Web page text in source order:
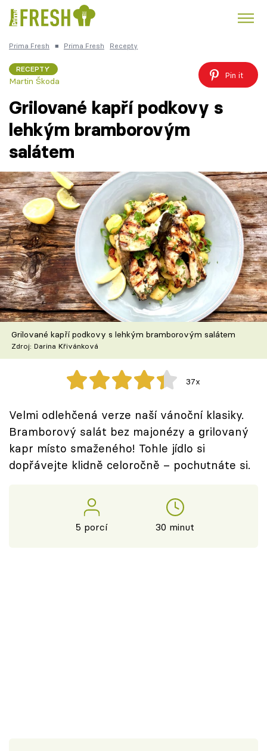
Česká kuchyně
Témata
Recepty
Články
TV Program
Škola vaření
Recepty z TV
Speciál: Cuketa
Těhotnej kuchař
Přihlášení
Prima Fresh ■ Prima Fresh Recepty
RECEPTY
Martin Škoda
Pin it
Grilované kapří podkovy s
lehkým bramborovým
salátem
Grilované kapří podkovy s lehkým bramborovým salátem
Zdroj: Darina Křivánková
37x
Velmi odlehčená verze naší vánoční klasiky.
Bramborový salát bez majonézy a grilovaný
kapr místo smaženého! Tohle jídlo si
dopřávejte klidně celoročně – pochutnáte si.
5 porcí 30 minut